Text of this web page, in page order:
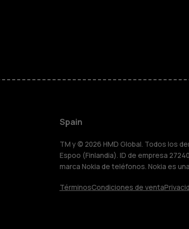
HMD Terra M
Para
Tabletas
Tienda
Spain
TM y © 2026 HMD Global. Todos los
Espoo (Finlandia). ID de empresa
marca Nokia de teléfonos. Nokia es
TérminosCondiciones de venta